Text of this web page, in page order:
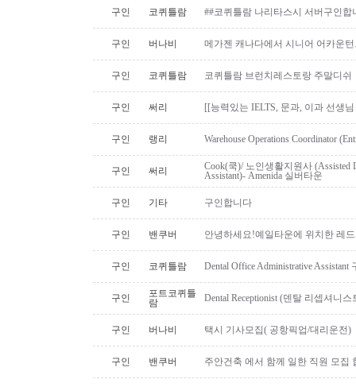
구인 코퀴틀람 ##코퀴틀람 나리타스시 서버구인합
구인 버나비 메가젠 캐나다에서 시니어 어카운
구인 코퀴틀람 코퀴틀람 브런치레스토랑 주말디쉬
구인 써리 [[능력있는 IELTS, 문과, 이과 선생
구인 랭리 Warehouse Operations Coordinator
구인 써리
Cook(쿡)/ 노인생활지원사 (Assisted
Assistant)- Amenida 실버타운
구인 기타 구인합니다
구인 밴쿠버 안녕하세요!예일타운에 위치한 레
구인 코퀴틀람 Dental Office Administrative Assistant
구인
포트코퀴틀
람
Dental Receptionist (덴탈 리셉셔니
구인 버나비 택시 기사모집( 공항픽업/대리운전)
구인 밴쿠버 주안건축 에서 함께 일한 직원 모집